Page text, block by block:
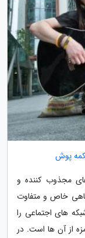
چکمه پوش
مجذوب کننده و
خاص و متفاوت
های اجتماعی را
از آن ها است. در